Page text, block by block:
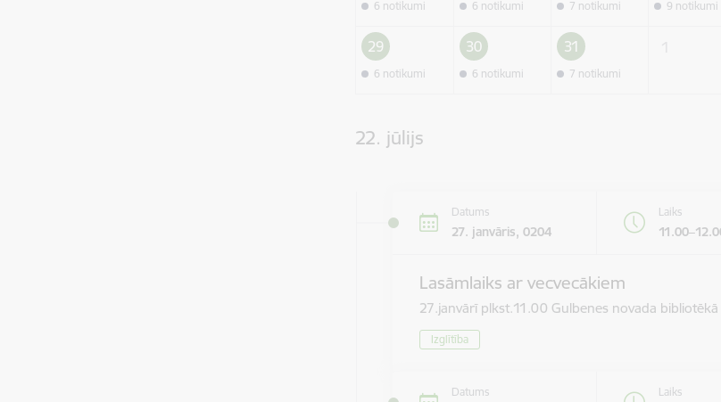
6 notikumi 6 notikumi 7 notikumi 9 notikumi
29
6 notikumi
30
6 notikumi
31
7 notikumi
22. jūlijs
Datums
27. janvāris, 0204
Laiks
Lasāmlaiks ar vecvecākiem
27.janvārī plkst.11.00 Gulbenes novada
Izglītība
Datums Laiks